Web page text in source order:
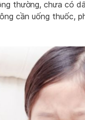
thường, chưa có
cần uống thuốc,